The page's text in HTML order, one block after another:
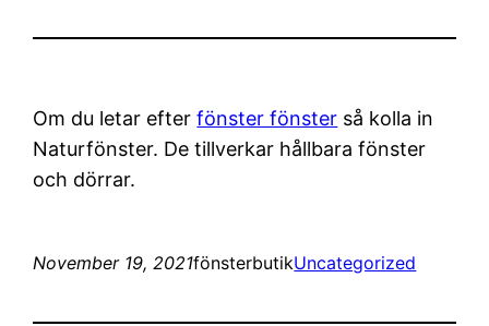
Om du letar efterfönster fönster så kolla in
Naturfönster. De tillverkar hållbara fönster
och dörrar.
November 19, 2021fönsterbutikUncategorized